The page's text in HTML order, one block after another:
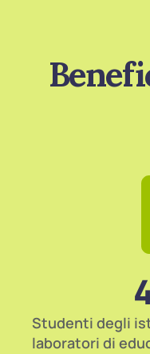
Studenti degli
laboratori di